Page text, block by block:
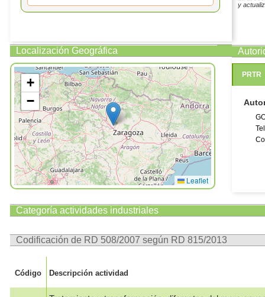
Localización Geográfica
+
−
Leaflet
y
PRTR
Categoría actividades industriales
Codificación de RD 508/2007 según RD 815/2013
Código Descripción actividad